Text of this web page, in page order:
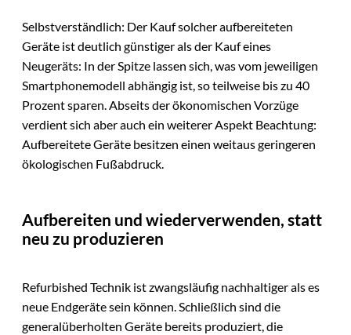
Selbstverständlich: Der Kauf solcher aufbereiteten
Geräte ist deutlich günstiger als der Kauf eines
Neugeräts: In der Spitze lassen sich, was vom jeweiligen
Smartphonemodell abhängig ist, so teilweise bis zu 40
Prozent sparen. Abseits der ökonomischen Vorzüge
verdient sich aber auch ein weiterer Aspekt Beachtung:
Aufbereitete Geräte besitzen einen weitaus geringeren
ökologischen Fußabdruck.
Aufbereiten und wiederverwenden, statt
neu zu produzieren
Refurbished Technik ist zwangsläufig nachhaltiger als es
neue Endgeräte sein können. Schließlich sind die
generalüberholten Geräte bereits produziert, die